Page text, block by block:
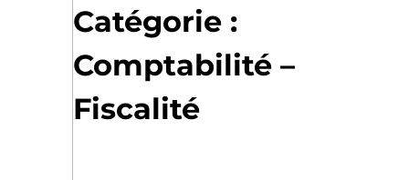
Skip
to
content
Catégorie :
Comptabilité –
Fiscalité